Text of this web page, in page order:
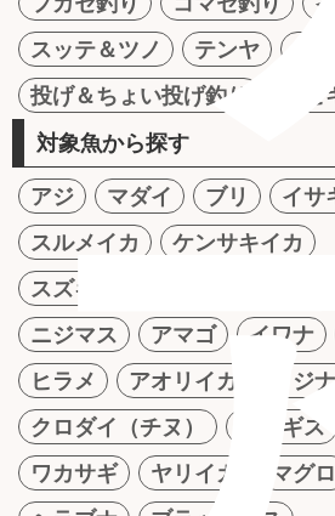
スッテ＆ツノ
テンヤ
か
投げ＆ちょい投げ釣り
サ
対象魚から探す
アジ マダイ ブリ イサ
スルメイカ
ケンサキイカ
スズキ（シーバス）
ニジマス
アマゴ イワナ
ヒラメ
アオリイカ
メジ
クロダイ（チヌ）
シロギス
ワカサギ
ヤリイカ マグロ